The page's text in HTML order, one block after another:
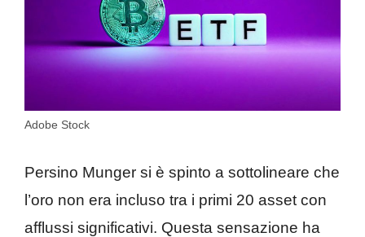
Adobe Stock
Persino Munger si è spinto a sottolineare che
l’oro non era incluso tra i primi 20 asset con
afflussi significativi. Questa sensazione ha